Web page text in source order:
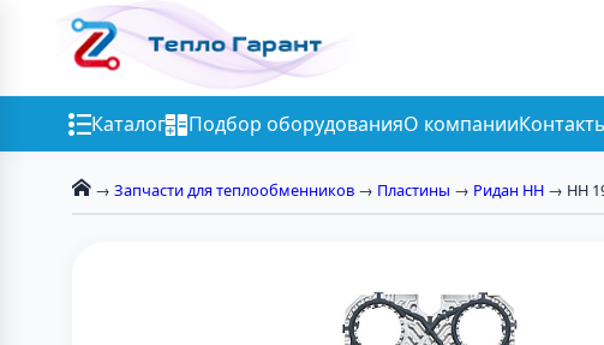
Каталог Подбор оборудованияО компании
→ Запчасти для теплообменников → Пластины → Ридан НН → НН